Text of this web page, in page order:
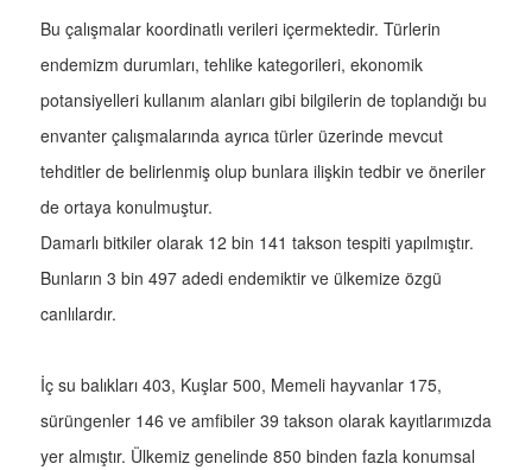
Bu çalışmalar koordinatlı verileri içermektedir. Türlerin
endemizm durumları, tehlike kategorileri, ekonomik
potansiyelleri kullanım alanları gibi bilgilerin de toplandığı bu
envanter çalışmalarında ayrıca türler üzerinde mevcut
tehditler de belirlenmiş olup bunlara ilişkin tedbir ve öneriler
de ortaya konulmuştur.
Damarlı bitkiler olarak 12 bin 141 takson tespiti yapılmıştır.
Bunların 3 bin 497 adedi endemiktir ve ülkemize özgü
canlılardır.
İç su balıkları 403, Kuşlar 500, Memeli hayvanlar 175,
sürüngenler 146 ve amfibiler 39 takson olarak kayıtlarımızda
yer almıştır. Ülkemiz genelinde 850 binden fazla konumsal